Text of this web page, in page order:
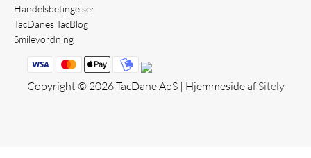
Handelsbetingelser
TacDanes TacBlog
Smileyordning
Copyright © 2026 TacDane ApS | Hjemmeside af Sitely